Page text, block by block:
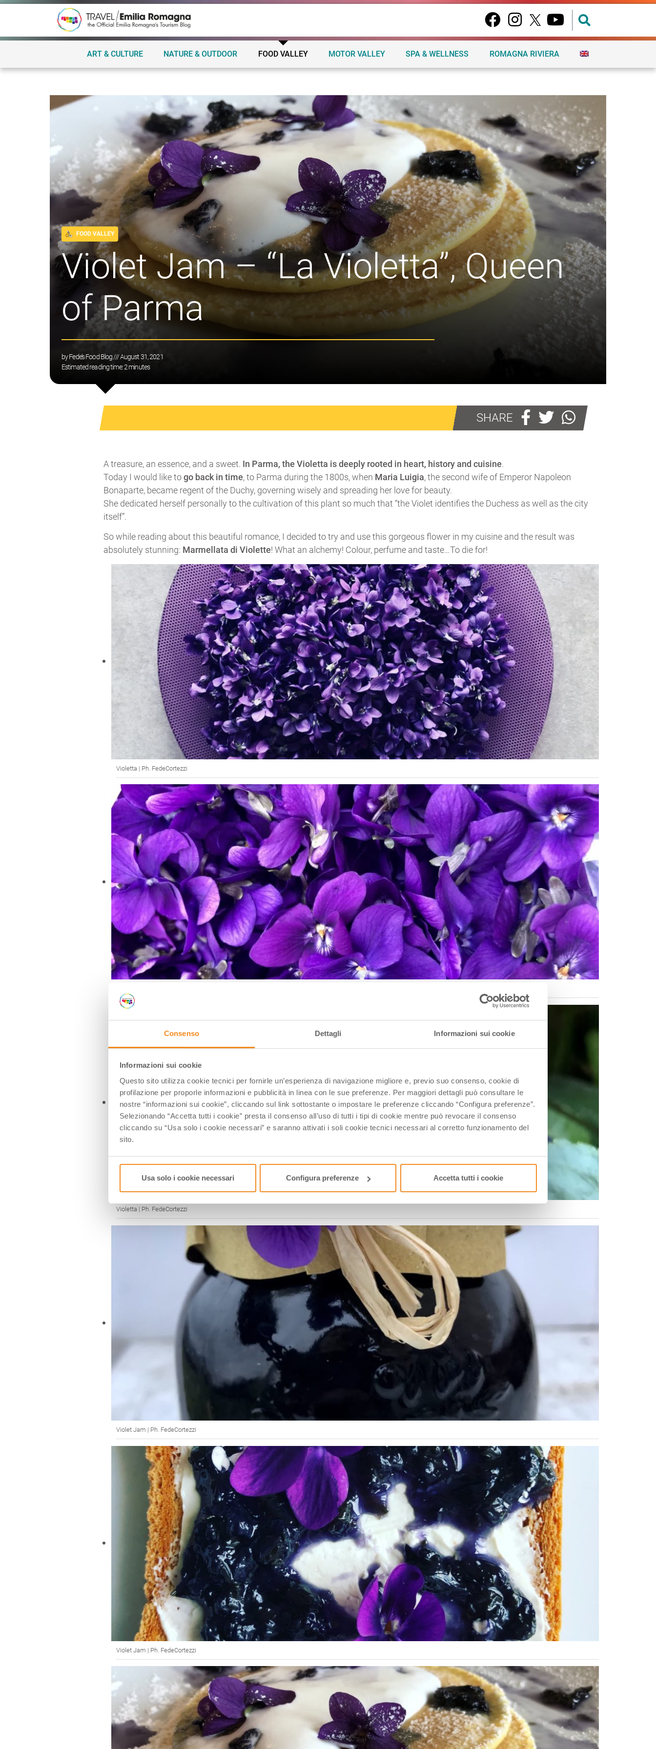
Consenso Dettagli Informazioni sui cookie
Informazioni sui cookie
Questo sito utilizza cookie tecnici per fornirle un’esperienza di navigazione migliore e, previo suo consenso, cookie di
profilazione per proporle informazioni e pubblicità in linea con le sue preferenze. Per maggiori dettagli può consultare le
nostre “informazioni sui cookie”, cliccando sul link sottostante o impostare le preferenze cliccando “Configura preferenze”.
Selezionando “Accetta tutti i cookie” presta il consenso all’uso di tutti i tipi di cookie mentre può revocare il consenso
cliccando su “Usa solo i cookie necessari” e saranno attivati i soli cookie tecnici necessari al corretto funzionamento del
sito.
Usa solo i cookie necessari Configura preferenze Accetta tutti i cookie
ART & CULTURE NATURE & OUTDOOR FOOD VALLEY MOTOR VALLEY SPA & WELLNESS ROMAGNA RIVIERA
FOOD VALLEY
Violet Jam – “La Violetta”, Queen
of Parma
byFede’s Food Blog/// August 31, 2021
Estimated reading time:2minutes
SHARE
A treasure, an essence, and a sweet. In Parma, the Violetta is deeply rooted in heart, history and cuisine.
Today I would like togo back in time, to Parma during the 1800s, when Maria Luigia, the second wife of Emperor Napoleon
Bonaparte, became regent of the Duchy, governing wisely and spreading her love for beauty.
She dedicated herself personally to the cultivation of this plant so much that “the Violet identifies the Duchess as well as the city
itself”.
So while reading about this beautiful romance, I decided to try and use this gorgeous flower in my cuisine and the result was
absolutely stunning: Marmellata di Violette! What an alchemy! Colour, perfume and taste…To die for!
Violetta | Ph. FedeCortezzi
Violetta | Ph. FedeCortezzi
Violet Jam | Ph. FedeCortezzi
Violet Jam | Ph. FedeCortezzi